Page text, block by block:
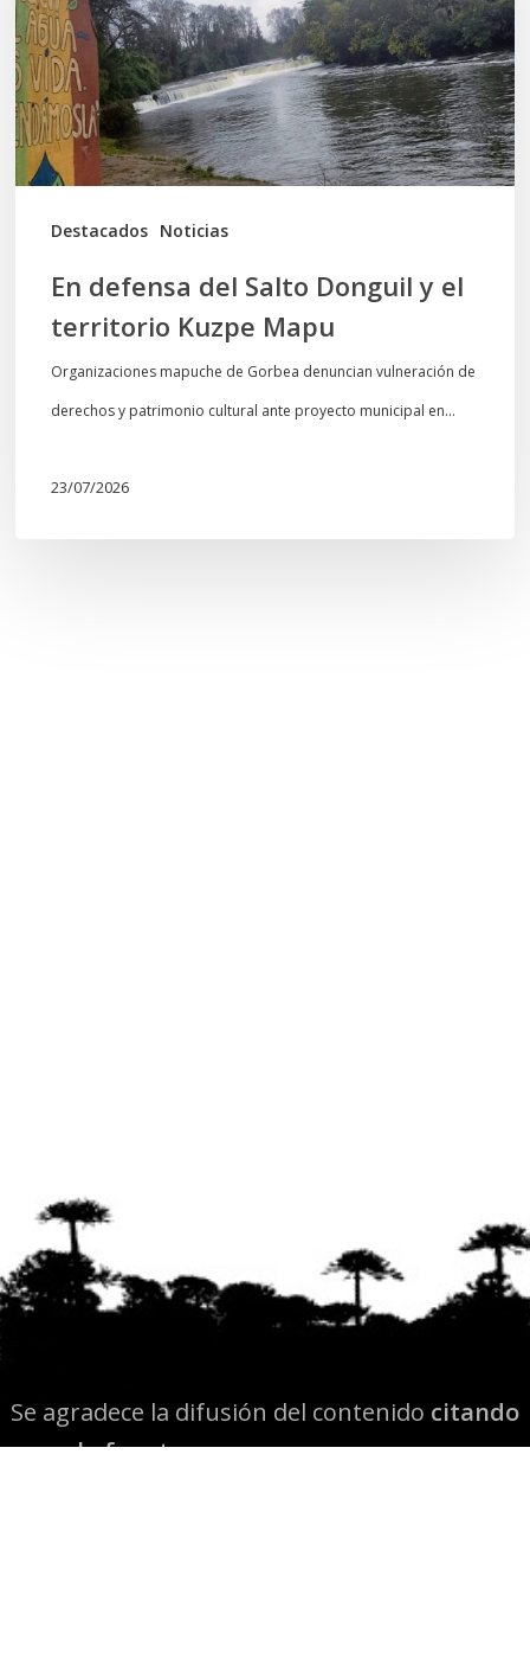
Destacados Noticias
Donguil
y
el
territorio
Kuzpe
Mapu
En defensa del Salto Donguil y el
territorio Kuzpe Mapu
Organizaciones mapuche de Gorbea denuncian vulneración de
derechos y patrimonio cultural ante proyecto municipal en…
23/07/2026
Se agradece la difusión del contenido citando
la fuente www.mapuexpress.org